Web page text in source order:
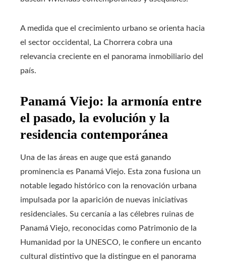
A medida que el crecimiento urbano se orienta hacia
el sector occidental, La Chorrera cobra una
relevancia creciente en el panorama inmobiliario del
país.
Panamá Viejo: la armonía entre
el pasado, la evolución y la
residencia contemporánea
Una de las áreas en auge que está ganando
prominencia es Panamá Viejo. Esta zona fusiona un
notable legado histórico con la renovación urbana
impulsada por la aparición de nuevas iniciativas
residenciales. Su cercanía a las célebres ruinas de
Panamá Viejo, reconocidas como Patrimonio de la
Humanidad por la UNESCO, le confiere un encanto
cultural distintivo que la distingue en el panorama